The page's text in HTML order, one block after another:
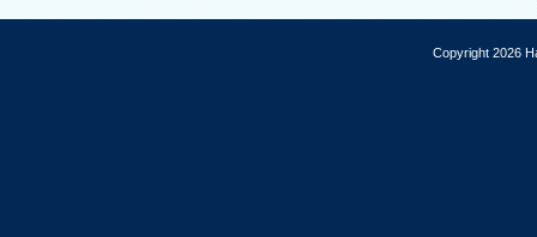
Copyright 2026